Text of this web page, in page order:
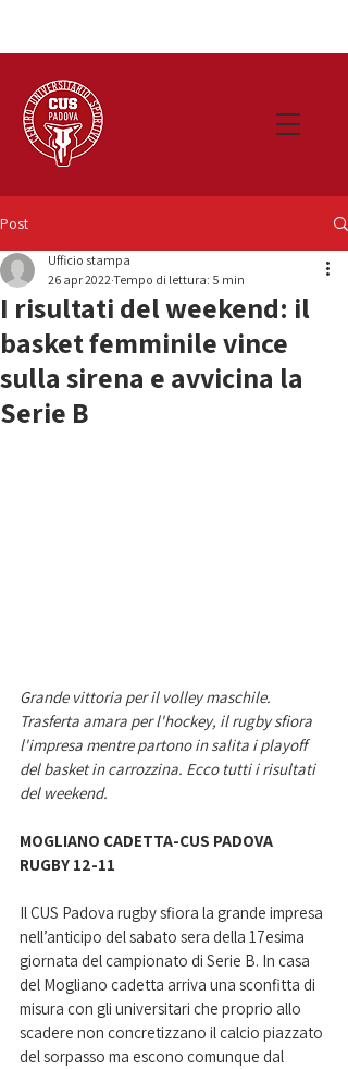
Post
I risultati del weekend: il
basket femminile vince
sulla sirena e avvicina la
Serie B
Ufficio stampa
26 apr 2022Tempo di lettura: 5 min
Grande vittoria per il volley maschile.
Trasferta amara per l'hockey, il rugby sfiora
l'impresa mentre partono in salita i playoff
del basket in carrozzina. Ecco tutti i risultati
del weekend.
MOGLIANO CADETTA-CUS PADOVA
RUGBY 12-11
Il CUS Padova rugby sfiora la grande impresa
nell’anticipo del sabato sera della 17esima
giornata del campionato di Serie B. In casa
del Mogliano cadetta arriva una sconfitta di
misura con gli universitari che proprio allo
scadere non concretizzano il calcio piazzato
del sorpasso ma escono comunque dal